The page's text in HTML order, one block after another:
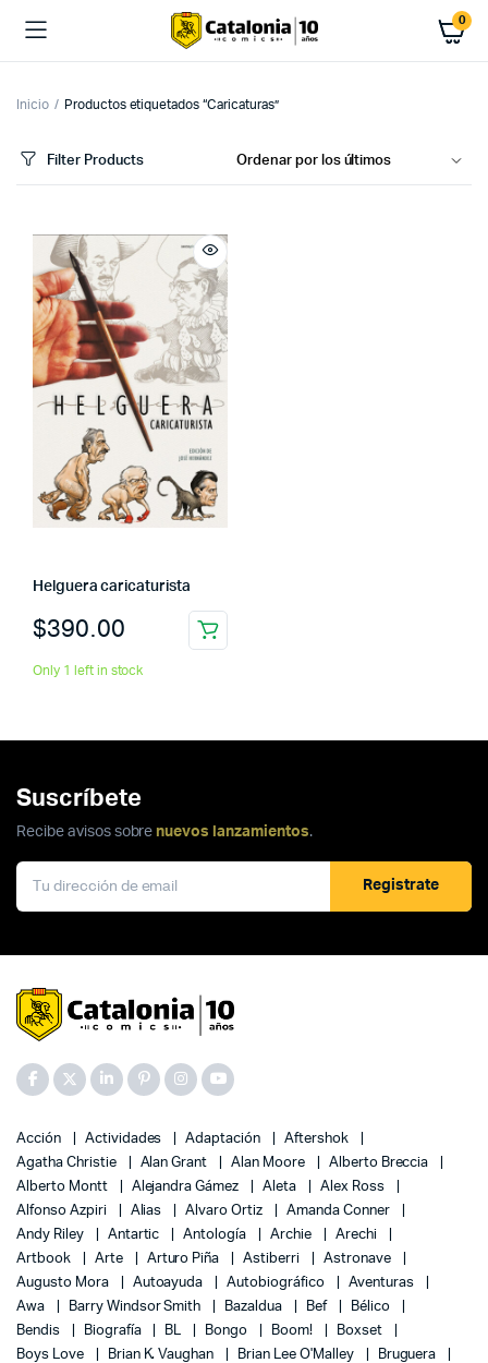
0
Inicio Productos etiquetados “Caricaturas”
Filter Products
Helguera caricaturista
$390.00
Only 1 left in stock
Suscríbete
Recibe avisos sobre nuevos lanzamientos.
Registrate
Acción Actividades Adaptación
Aftershok
Agatha Christie
Alan Grant Alan Moore
Alberto Breccia
Alberto Montt
Alejandra Gámez Aleta
Alex Ross
Alfonso Azpiri
Alias Alvaro Ortiz
Amanda Conner
Andy Riley
Antartic Antología Archie
Arechi
Artbook
Arte Arturo Piña Astiberri
Astronave
Augusto Mora
Autoayuda Autobiográfico
Aventuras
Awa
Barry Windsor Smith Bazaldua Bef
Bélico
Bendis
Biografía BL Bongo Boom!
Boxset
Boys Love
Brian K. Vaughan Brian Lee O'Malley
Bruguera